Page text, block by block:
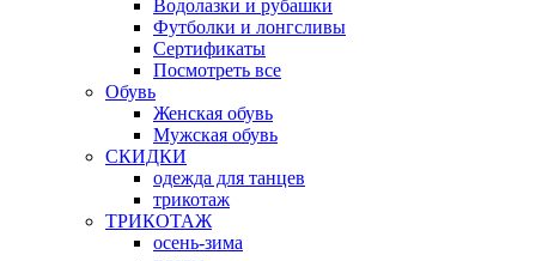
Водолазки и рубашки
Футболки и лонгсливы
Сертификаты
Посмотреть все
Обувь
Женская обувь
Мужская обувь
СКИДКИ
одежда для танцев
трикотаж
ТРИКОТАЖ
осень-зима